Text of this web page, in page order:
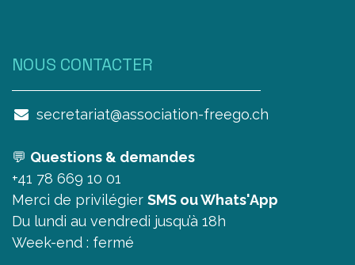
NOUS CONTAC​TER
secretariat@association-freego.ch
💬 Questions & demandes
+41 78 669 10 01
Merci de privilégier SMS ou Whats'App
Du lundi au vendredi jusqu’à 18h
Week-end : fermé